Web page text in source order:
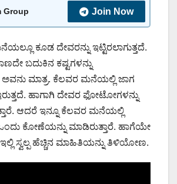
Group Join Now
ಕೂಡ ದೇವರನ್ನು ಇಟ್ಟಿರಲಾಗುತ್ತದೆ.
ಬದುಕಿನ ಕಷ್ಟಗಳನ್ನು
ಮಾತ್ರ. ಕೆಲವರ ಮನೆಯಲ್ಲಿ ಜಾಗ
ಹಾಗಾಗಿ ದೇವರ ಫೋಟೋಗಳನ್ನು
ಆದರೆ ಇನ್ನೂ ಕೆಲವರ ಮನೆಯಲ್ಲಿ
ಕೋಣೆಯನ್ನು ಮಾಡಿರುತ್ತಾರೆ. ಹಾಗೆಯೇ
ಇಲ್ಲಿ ಸ್ವಲ್ಪ ಹೆಚ್ಚಿನ ಮಾಹಿತಿಯನ್ನು ತಿಳಿಯೋಣ.